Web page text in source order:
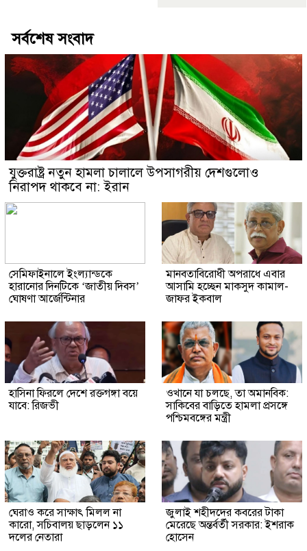
সর্বশেষ সংবাদ
যুক্তরাষ্ট্র নতুন হামলা চালালে উপসাগরীয় দেশগুলোও
নিরাপদ থাকবে না: ইরান
সেমিফাইনালে ইংল্যান্ডকে
হারানোর দিনটিকে ‘জাতীয় দিবস’
ঘোষণা আর্জেন্টিনার
মানবতাবিরোধী অপরাধে এবার
আসামি হচ্ছেন মাকসুদ কামাল-
জাফর ইকবাল
হাসিনা ফিরলে দেশে রক্তগঙ্গা বয়ে
যাবে: রিজভী
ওখানে যা চলছে, তা অমানবিক:
সাকিবের বাড়িতে হামলা প্রসঙ্গে
পশ্চিমবঙ্গের মন্ত্রী
ঘেরাও করে সাক্ষাৎ মিলল না
কারো, সচিবালয় ছাড়লেন ১১
দলের নেতারা
জুলাই শহীদদের কবরের টাকা
মেরেছে অন্তর্বর্তী সরকার: ইশরাক
হোসেন